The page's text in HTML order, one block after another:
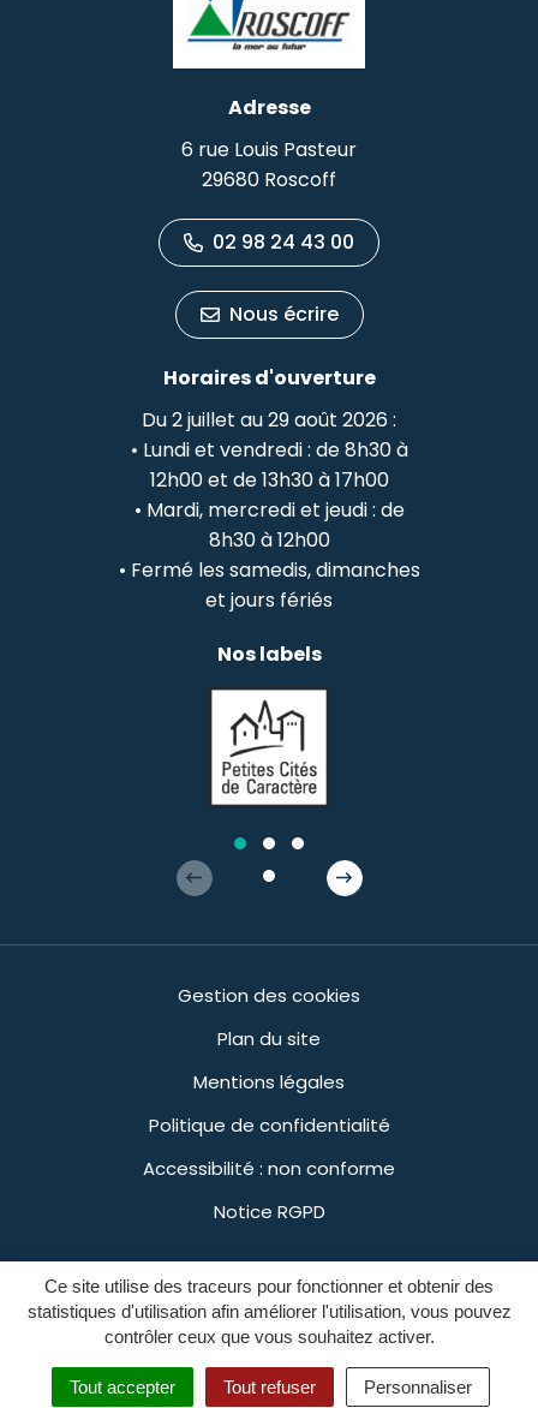
Ce site utilise des traceurs pour fonctionner et obtenir des
statistiques d'utilisation afin améliorer l'utilisation, vous pouvez
contrôler ceux que vous souhaitez activer.
Tout accepter Tout refuser Personnaliser
Adresse
6 rue Louis Pasteur
29680 Roscoff
02 98 24 43 00
Nous écrire
Horaires d'ouverture
Du 2 juillet au 29 août 2026 :
• Lundi et vendredi : de 8h30 à
12h00 et de 13h30 à 17h00
• Mardi, mercredi et jeudi : de
8h30 à 12h00
• Fermé les samedis, dimanches
et jours fériés
Nos labels
Gestion des cookies
Plan du site
Mentions légales
Politique de confidentialité
Accessibilité : non conforme
Notice RGPD
Site réalisé parInovagora (ouverture